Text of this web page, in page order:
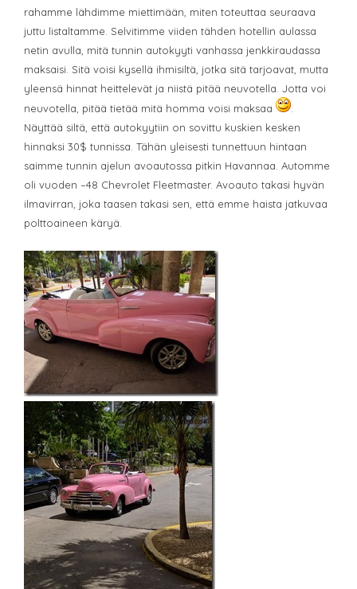
rahamme lähdimme miettimään, miten toteuttaa seuraava
juttu listaltamme. Selvitimme viiden tähden hotellin aulassa
netin avulla, mitä tunnin autokyyti vanhassa jenkkiraudassa
maksaisi. Sitä voisi kysellä ihmisiltä, jotka sitä tarjoavat, mutta
yleensä hinnat heittelevät ja niistä pitää neuvotella. Jotta voi
neuvotella, pitää tietää mitä homma voisi maksaa
Näyttää siltä, että autokyytiin on sovittu kuskien kesken
hinnaksi 30$ tunnissa. Tähän yleisesti tunnettuun hintaan
saimme tunnin ajelun avoautossa pitkin Havannaa. Automme
oli vuoden –48 Chevrolet Fleetmaster. Avoauto takasi hyvän
ilmavirran, joka taasen takasi sen, että emme haista jatkuvaa
polttoaineen käryä.